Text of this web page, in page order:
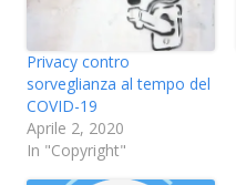
Privacy contro
sorveglianza al tempo del
COVID-19
Aprile 2, 2020
In "Copyright"